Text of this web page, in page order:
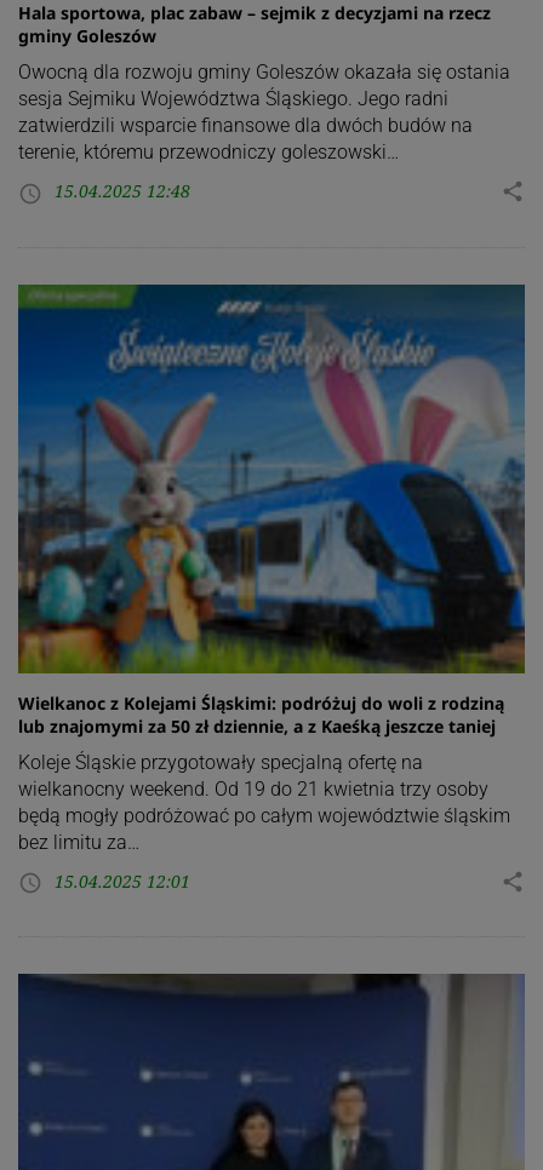
Hala sportowa, plac zabaw – sejmik z decyzjami na rzecz
gminy Goleszów
Owocną dla rozwoju gminy Goleszów okazała się ostania
sesja Sejmiku Województwa Śląskiego. Jego radni
zatwierdzili wsparcie finansowe dla dwóch budów na
terenie, któremu przewodniczy goleszowski…
access_time 15.04.2025 12:48 share
Wielkanoc z Kolejami Śląskimi: podróżuj do woli z rodziną
lub znajomymi za 50 zł dziennie, a z Kaeśką jeszcze taniej
Koleje Śląskie przygotowały specjalną ofertę na
wielkanocny weekend. Od 19 do 21 kwietnia trzy osoby
będą mogły podróżować po całym województwie śląskim
bez limitu za…
access_time 15.04.2025 12:01 share